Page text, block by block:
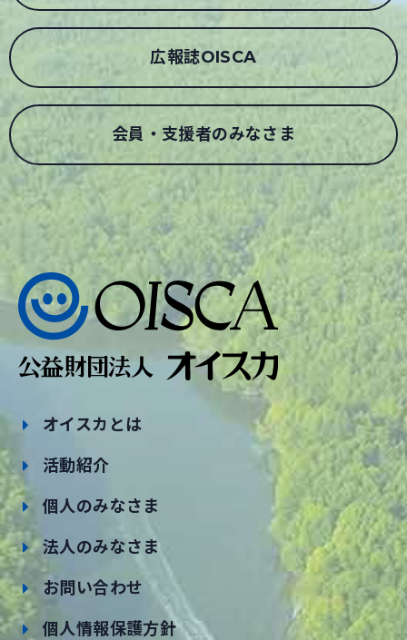
広報誌OISCA
会員・支援者のみなさま
オイスカとは
活動紹介
個人のみなさま
法人のみなさま
お問い合わせ
個人情報保護方針